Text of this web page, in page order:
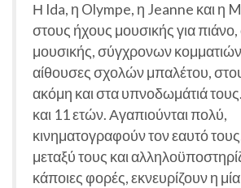
Η Ida, η Olympe, η Jeanne και η
στους ήχους μουσικής για
μουσικής, σύγχρονων
αίθουσες σχολών μπαλέτου,
ακόμη και στα υπνοδωμάτιά
και 11 ετών. Αγαπιούνται πολύ,
κινηματογραφούν τον εαυτό
μεταξύ τους και
κάποιες φορές, εκνευρίζουν η